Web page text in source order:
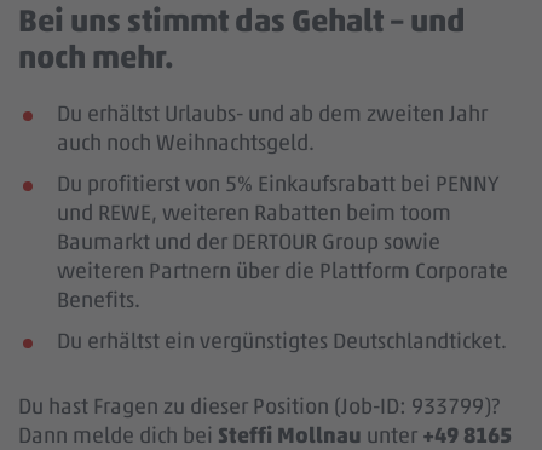
Bei uns stimmt das Gehalt – und
noch mehr.
Du erhältst Urlaubs- und ab dem zweiten Jahr
auch noch Weihnachtsgeld.
Du profitierst von 5% Einkaufsrabatt bei PENNY
und REWE, weiteren Rabatten beim toom
Baumarkt und der DERTOUR Group sowie
weiteren Partnern über die Plattform Corporate
Benefits.
Du erhältst ein vergünstigtes Deutschlandticket.
Du hast Fragen zu dieser Position (Job-ID: 933799)?
Dann melde dich bei Steffi Mollnau unter +49 8165